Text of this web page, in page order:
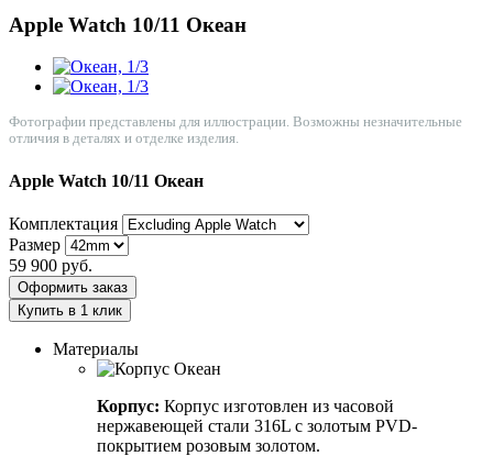
Apple Watch 10/11 Океан
Фотографии представлены для иллюстрации. Возможны незначительные
отличия в деталях и отделке изделия.
Apple Watch 10/11 Океан
Комплектация
Размер
59 900 руб.
Оформить заказ
Купить в 1 клик
Материалы
Корпус: Корпус изготовлен из часовой
нержавеющей стали 316L с золотым PVD-
покрытием розовым золотом.